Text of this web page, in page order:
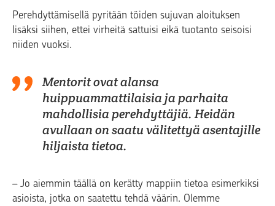
Perehdyttämisellä pyritään töiden sujuvan aloituksen
lisäksi siihen, ettei virheitä sattuisi eikä tuotanto seisoisi
niiden vuoksi.
Mentorit ovat alansa
huippuammattilaisia ja parhaita
mahdollisia perehdyttäjiä. Heidän
avullaan on saatu välitettyä asentajille
hiljaista tietoa.
– Jo aiemmin täällä on kerätty mappiin tietoa esimerkiksi
asioista, jotka on saatettu tehdä väärin. Olemme